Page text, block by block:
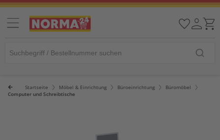
Startseite Möbel & Einrichtung Büroeinrichtung
Büromöbel
Computer und Schreibtische